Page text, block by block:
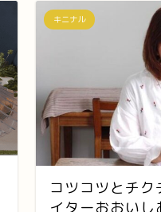
キニナル
コツコツとチ
イターおおい